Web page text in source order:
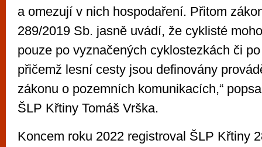
a omezují v nich hospodaření. Přitom
289/2019 Sb. jasně uvádí, že cyklisté
pouze po vyznačených cyklostezkách či
přičemž lesní cesty jsou definovány
zákonu o pozemních komunikacích,“
ŠLP Křtiny Tomáš Vrška.
Koncem roku 2022 registroval ŠLP Křtiny